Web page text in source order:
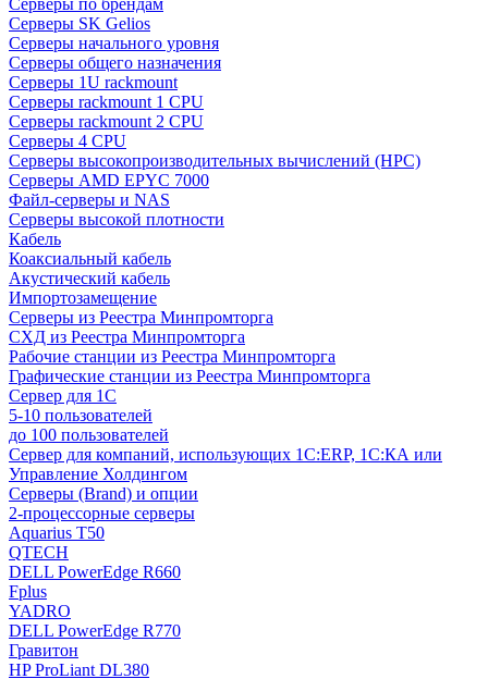
Серверы по брендам
Серверы SK Gelios
Серверы начального уровня
Серверы общего назначения
Серверы 1U rackmount
Серверы rackmount 1 CPU
Серверы rackmount 2 CPU
Серверы 4 CPU
Серверы высокопроизводительных вычислений (HPC)
Серверы AMD EPYC 7000
Файл-серверы и NAS
Серверы высокой плотности
Кабель
Коаксиальный кабель
Акустический кабель
Импортозамещение
Серверы из Реестра Минпромторга
СХД из Реестра Минпромторга
Рабочие станции из Реестра Минпромторга
Графические станции из Реестра Минпромторга
Сервер для 1С
5-10 пользователей
до 100 пользователей
Сервер для компаний, использующих 1C:ERP, 1С:КА или
Управление Холдингом
Серверы (Brand) и опции
2-процессорные серверы
Aquarius T50
QTECH
DELL PowerEdge R660
Fplus
YADRO
DELL PowerEdge R770
Гравитон
HP ProLiant DL380